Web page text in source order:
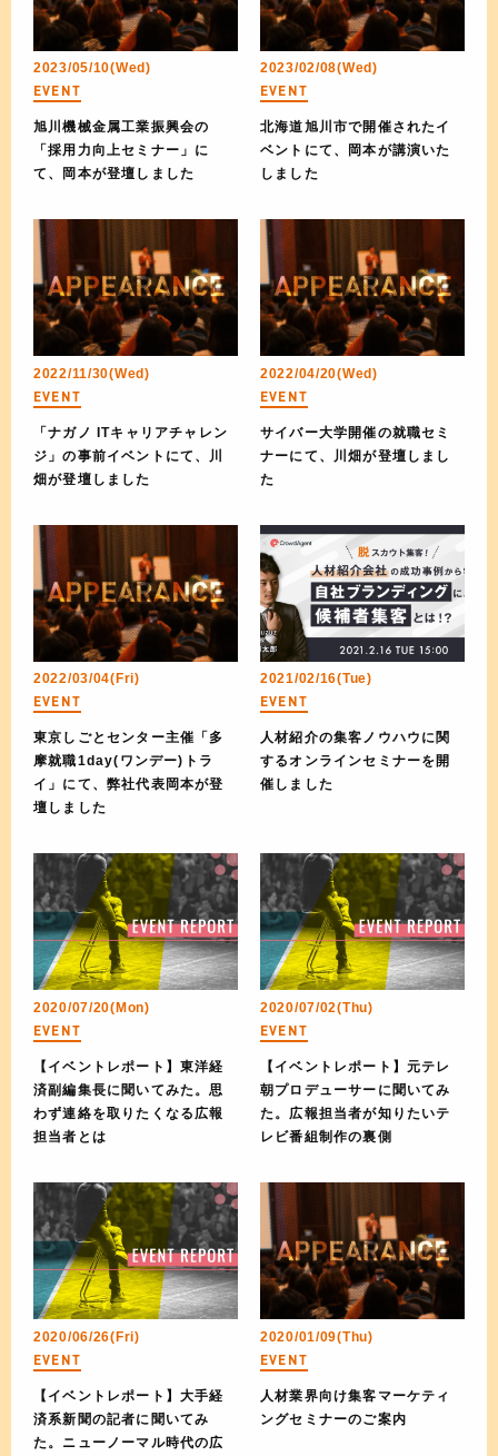
2023/05/10(Wed)
EVENT
旭川機械金属工業振興会の
「採用力向上セミナー」に
て、岡本が登壇しました
2023/02/08(Wed)
EVENT
北海道旭川市で開催されたイ
ベントにて、岡本が講演いた
しました
2022/11/30(Wed)
EVENT
「ナガノ ITキャリアチャレン
ジ」の事前イベントにて、川
畑が登壇しました
2022/04/20(Wed)
EVENT
サイバー大学開催の就職セミ
ナーにて、川畑が登壇しまし
た
2022/03/04(Fri)
EVENT
東京しごとセンター主催「多
摩就職1day(ワンデー)トラ
イ」にて、弊社代表岡本が登
壇しました
2021/02/16(Tue)
EVENT
人材紹介の集客ノウハウに関
するオンラインセミナーを開
催しました
2020/07/20(Mon)
EVENT
【イベントレポート】東洋経
済副編集長に聞いてみた。思
わず連絡を取りたくなる広報
担当者とは
2020/07/02(Thu)
EVENT
【イベントレポート】元テレ
朝プロデューサーに聞いてみ
た。広報担当者が知りたいテ
レビ番組制作の裏側
2020/06/26(Fri)
EVENT
【イベントレポート】大手経
済系新聞の記者に聞いてみ
た。ニューノーマル時代の広
2020/01/09(Thu)
EVENT
人材業界向け集客マーケティ
ングセミナーのご案内